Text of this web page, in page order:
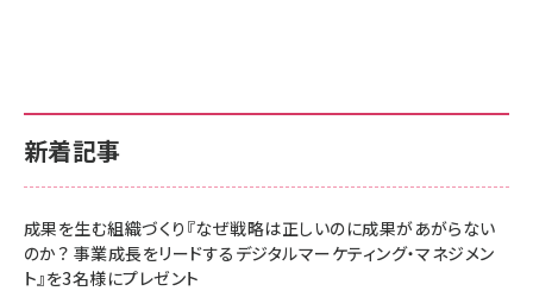
新着記事
成果を生む組織づくり『なぜ戦略は正しいのに成果があがらない
のか？ 事業成長をリードするデジタルマーケティング・マネジメン
ト』を3名様にプレゼント